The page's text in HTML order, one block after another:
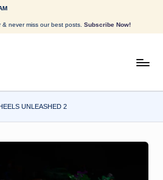
never miss our best posts. Subscribe Now!
UNLEASHED 2